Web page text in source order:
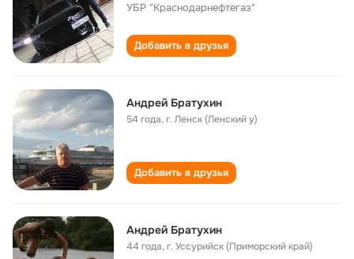
УБР "Краснодарнефтегаз"
Добавить в друзья
Андрей Братухин
54 года,г. Ленск (Ленский у)
Добавить в друзья
Андрей Братухин
44 года,г. Уссурийск (Приморский край)